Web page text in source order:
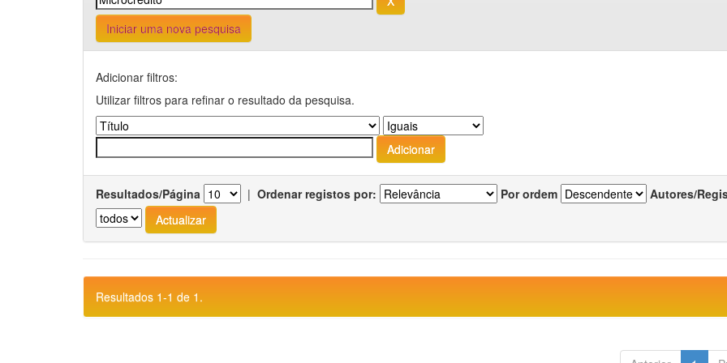
Iniciar uma nova pesquisa
Adicionar filtros:
Utilizar filtros para refinar o resultado da pesquisa.
Resultados/Página | Ordenar registos por: Por ordem Autores/
Resultados 1-1 de 1.